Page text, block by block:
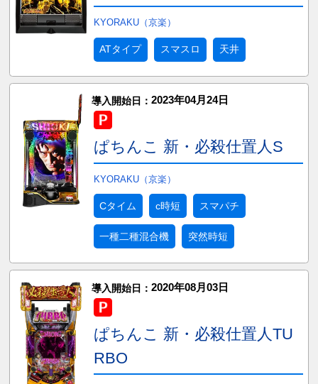
KYORAKU（京楽）
ATタイプ スマスロ 天井
導入開始日： 2023年04月24日
ぱちんこ 新・必殺仕置人S
KYORAKU（京楽）
Cタイム c時短 スマパチ
一種二種混合機 突然時短
導入開始日： 2020年08月03日
ぱちんこ 新・必殺仕置人TU
RBO